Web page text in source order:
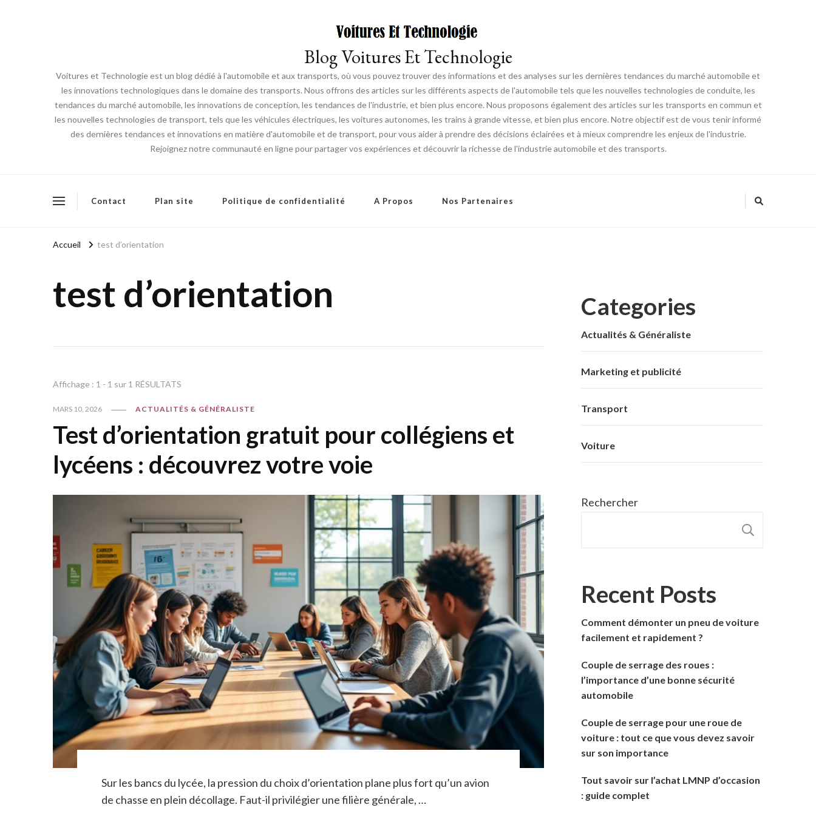
Blog Voitures Et Technologie
Voitures et Technologie est un blog dédié à l'automobile et aux transports, où vous pouvez trouver des informations et des analyses sur les dernières tendances du marché automobile et
les innovations technologiques dans le domaine des transports. Nous offrons des articles sur les différents aspects de l'automobile tels que les nouvelles technologies de conduite, les
tendances du marché automobile, les innovations de conception, les tendances de l'industrie, et bien plus encore. Nous proposons également des articles sur les transports en commun et
les nouvelles technologies de transport, tels que les véhicules électriques, les voitures autonomes, les trains à grande vitesse, et bien plus encore. Notre objectif est de vous tenir informé
des dernières tendances et innovations en matière d'automobile et de transport, pour vous aider à prendre des décisions éclairées et à mieux comprendre les enjeux de l'industrie.
Rejoignez notre communauté en ligne pour partager vos expériences et découvrir la richesse de l'industrie automobile et des transports.
Contact Plan site Politique de confidentialité A Propos Nos Partenaires
Accueil test d’orientation
test d’orientation
Affichage : 1 - 1 sur 1 RÉSULTATS
MARS 10, 2026 ACTUALITÉS & GÉNÉRALISTE
Test d’orientation gratuit pour collégiens et
lycéens : découvrez votre voie
Sur les bancs du lycée, la pression du choix d’orientation plane plus fort qu’un avion
de chasse en plein décollage. Faut-il privilégier une filière générale, …
Categories
Actualités & Généraliste
Marketing et publicité
Transport
Voiture
Rechercher
Recent Posts
Comment démonter un pneu de voiture
facilement et rapidement ?
Couple de serrage des roues :
l’importance d’une bonne sécurité
automobile
Couple de serrage pour une roue de
voiture : tout ce que vous devez savoir
sur son importance
Tout savoir sur l’achat LMNP d’occasion
: guide complet